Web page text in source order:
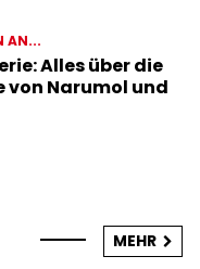
AN...
Alles über die
von Narumol und
MEHR